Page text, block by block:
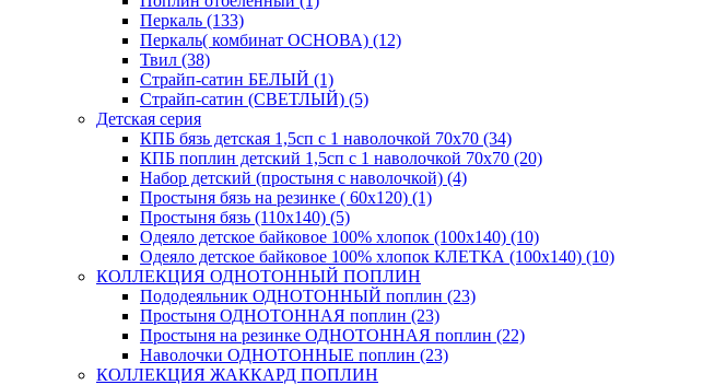
Перкаль (133)
Перкаль( комбинат ОСНОВА) (12)
Твил (38)
Страйп-сатин БЕЛЫЙ (1)
Страйп-сатин (СВЕТЛЫЙ) (5)
Детская серия
КПБ бязь детская 1,5сп с 1 наволочкой 70х70 (34)
КПБ поплин детский 1,5сп с 1 наволочкой 70х70 (20)
Набор детский (простыня с наволочкой) (4)
Простыня бязь на резинке ( 60х120) (1)
Простыня бязь (110х140) (5)
Одеяло детское байковое 100% хлопок (100х140) (10)
Одеяло детское байковое 100% хлопок КЛЕТКА (100х140) (10)
КОЛЛЕКЦИЯ ОДНОТОННЫЙ ПОПЛИН
Пододеяльник ОДНОТОННЫЙ поплин (23)
Простыня ОДНОТОННАЯ поплин (23)
Простыня на резинке ОДНОТОННАЯ поплин (22)
Наволочки ОДНОТОННЫЕ поплин (23)
КОЛЛЕКЦИЯ ЖАККАРД ПОПЛИН